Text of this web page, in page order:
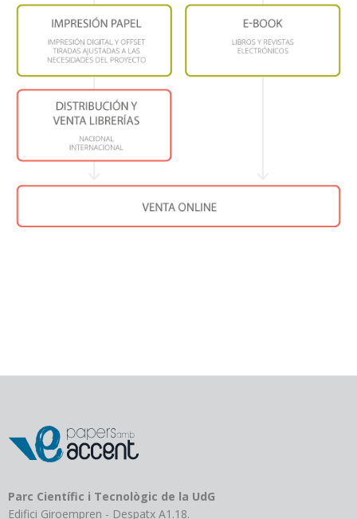
Parc Científic i Tecnològic de la UdG
Edifici Giroempren - Despatx A1.18.